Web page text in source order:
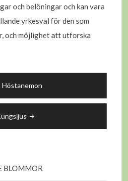
och belöningar och kan vara
yrkesval för den som
och möjlighet att utforska
Höstanemon
BLOMMOR